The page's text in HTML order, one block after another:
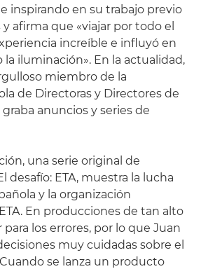
inspirando en su trabajo previo
afirma que «viajar por todo el
increíble e influyó en
iluminación». En la actualidad,
miembro de la
de Directoras y Directores de
graba anuncios y series de
una serie original de
desafío: ETA, muestra la lucha
y la organización
En producciones de tan alto
los errores, por lo que Juan
muy cuidadas sobre el
se lanza un producto